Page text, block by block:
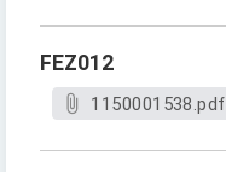
FEZ012
1150001538.pdf